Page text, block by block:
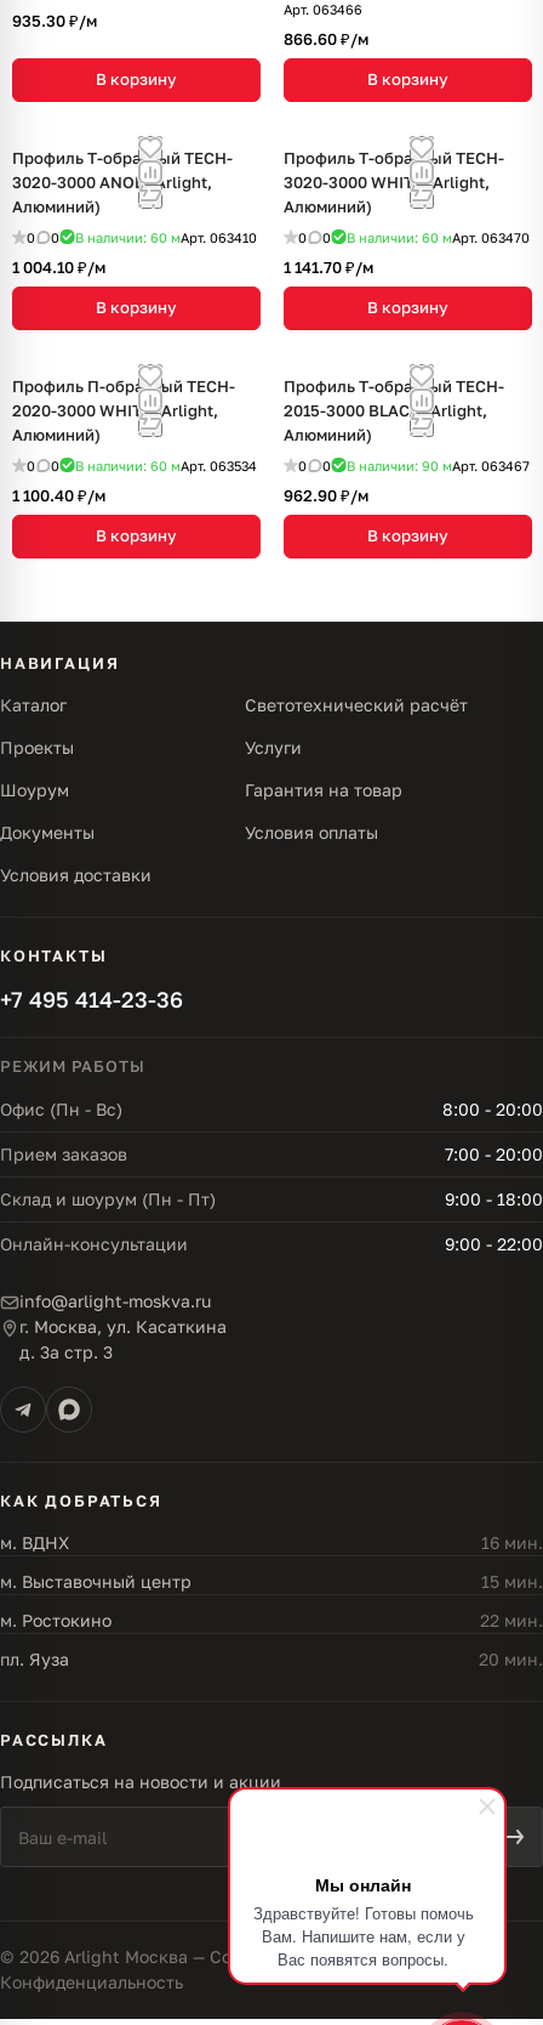
Мы онлайн
Здравствуйте! Готовы помочь
Вам. Напишите нам, если у
Вас появятся вопросы.
935.30 ₽/м
В корзину
Арт. 063466
866.60 ₽/м
В корзину
Профиль Т-образный TECH-
3020-3000 ANOD (Arlight,
Алюминий)
0 0 В наличии: 60 мАрт. 063410
1 004.10 ₽/м
В корзину
Профиль Т-образный TECH-
3020-3000 WHITE (Arlight,
Алюминий)
0 0 В наличии: 60 мАрт. 063470
1 141.70 ₽/м
В корзину
Профиль П-образный TECH-
2020-3000 WHITE (Arlight,
Алюминий)
0 0 В наличии: 60 мАрт. 063534
1 100.40 ₽/м
В корзину
Профиль Т-образный TECH-
2015-3000 BLACK (Arlight,
Алюминий)
0 0 В наличии: 90 мАрт. 063467
962.90 ₽/м
В корзину
НАВИГАЦИЯ
Каталог Светотехнический расчёт
Проекты Услуги
Шоурум Гарантия на товар
Документы Условия оплаты
Условия доставки
КОНТАКТЫ
+7 495 414-23-36
РЕЖИМ РАБОТЫ
Офис (Пн - Вс) 8:00 - 20:00
Прием заказов 7:00 - 20:00
Склад и шоурум (Пн - Пт) 9:00 - 18:00
Онлайн-консультации 9:00 - 22:00
info@arlight-moskva.ru
г. Москва, ул. Касаткина
д. 3а стр. 3
КАК ДОБРАТЬСЯ
м. ВДНХ
16 мин.
м. Выставочный центр
15 мин.
м. Ростокино
22 мин.
пл. Яуза
20 мин.
РАССЫЛКА
Подписаться на новости и акции
© 2026 Arlight Москва — Совершенство света
Конфиденциальность